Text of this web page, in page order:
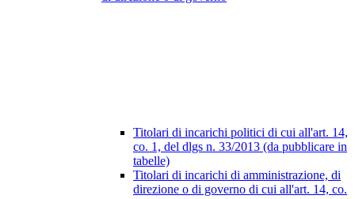
Titolari di incarichi politici di cui all'art. 14,
co. 1, del dlgs n. 33/2013 (da pubblicare in
tabelle)
Titolari di incarichi di amministrazione, di
direzione o di governo di cui all'art. 14, co.